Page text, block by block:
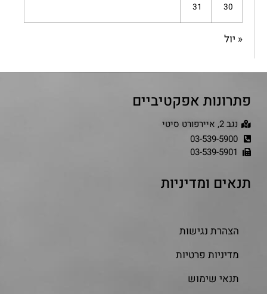
30
31
« יול
פתרונות אפקטיביים
נגב 2, איירפורט סיטי
03-539-5900
03-539-5901
תנאים ומדיניות
הצהרת נגישות
מדיניות פרטיות
תנאי שימוש